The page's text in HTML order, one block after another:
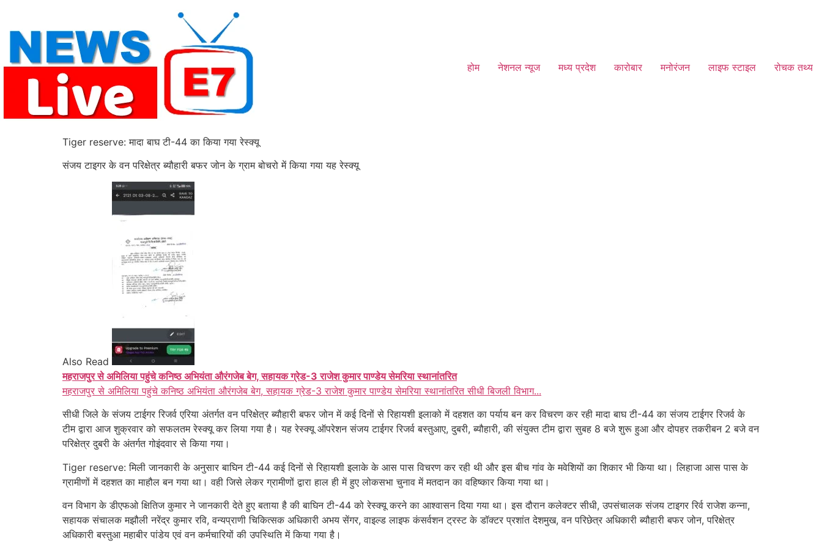
content
होम नेशनल न्यूज मध्य प्रदेश कारोबार मनोरंजन लाइफ स्टाइल रोचक तथ्य
Tiger reserve: मादा बाघ टी-44 का किया गया रेस्क्यू
संजय टाइगर के वन परिक्षेत्र ब्यौहारी बफर जोन के ग्राम बोचरो में किया गया यह रेस्क्यू
Also Read
महराजपुर से अमिलिया पहुंचे कनिष्ठ अभियंता औरंगजेब बेग, सहायक ग्रेड-3 राजेश कुमार पाण्डेय सेमरिया स्थानांतरित
महराजपुर से अमिलिया पहुंचे कनिष्ठ अभियंता औरंगजेब बेग, सहायक ग्रेड-3 राजेश कुमार पाण्डेय सेमरिया स्थानांतरित सीधी बिजली विभाग...
सीधी जिले के संजय टाईगर रिजर्व एरिया अंतर्गत वन परिक्षेत्र ब्यौहारी बफर जोन में कई दिनों से रिहायशी इलाको में दहशत का पर्याय बन कर विचरण कर रही मादा बाघ टी-44 का संजय टाईगर रिजर्व के
टीम द्वारा आज शुक्रवार को सफलतम रेस्क्यू कर लिया गया है। यह रेस्क्यू ऑपरेशन संजय टाईगर रिजर्व बस्तुआए, दुबरी, ब्यौहारी, की संयुक्त टीम द्वारा सुबह 8 बजे शुरू हुआ और दोपहर तकरीबन 2 बजे वन
परिक्षेत्र दुबरी के अंतर्गत गोइंदवार से किया गया।
Tiger reserve: मिली जानकारी के अनुसार बाघिन टी-44 कई दिनों से रिहायशी इलाके के आस पास विचरण कर रही थी और इस बीच गांव के मवेशियों का शिकार भी किया था। लिहाजा आस पास के
ग्रामीणों में दहशत का माहौल बन गया था। वही जिसे लेकर ग्रामीणों द्वारा हाल ही में हुए लोकसभा चुनाव में मतदान का वहिष्कार किया गया था।
वन विभाग के डीएफओ क्षितिज कुमार ने जानकारी देते हुए बताया है की बाघिन टी-44 को रेस्क्यू करने का आश्वासन दिया गया था। इस दौरान कलेक्टर सीधी, उपसंचालक संजय टाइगर रिर्व राजेश कन्ना,
सहायक संचालक मझौली नरेंद्र कुमार रवि, वन्यप्राणी चिकित्सक अधिकारी अभय सेंगर, वाइल्ड लाइफ कंसर्वशन ट्रस्ट के डॉक्टर प्रशांत देशमुख, वन परिछेत्र अधिकारी ब्यौहारी बफर जोन, परिक्षेत्र
अधिकारी बस्तुआ महाबीर पांडेय एवं वन कर्मचारियों की उपस्थिति में किया गया है।